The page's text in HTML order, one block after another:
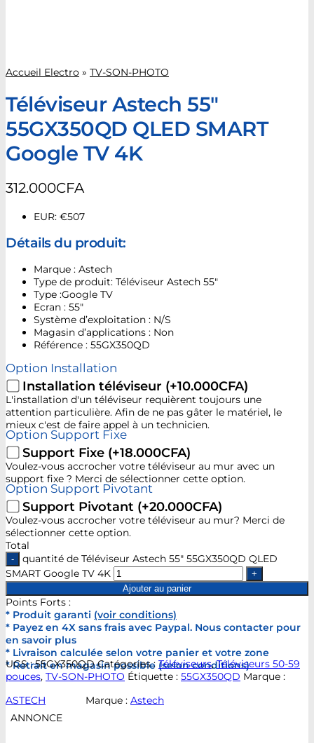
Accueil Electro » TV-SON-PHOTO
Téléviseur Astech 55″
55GX350QD QLED SMART
Google TV 4K
312.000CFA
EUR: €507
Détails du produit:
Marque : Astech
Type de produit: Téléviseur Astech 55″
Type :Google TV
Ecran : 55″
Système d’exploitation : N/S
Magasin d’applications : Non
Référence : 55GX350QD
Option Installation
Installation téléviseur (+10.000CFA)
L'installation d'un téléviseur requièrent toujours une
attention particulière. Afin de ne pas gâter le matériel, le
mieux c'est de faire appel à un technicien.
Option Support Fixe
Support Fixe (+18.000CFA)
Voulez-vous accrocher votre téléviseur au mur avec un
support fixe ? Merci de sélectionner cette option.
Option Support Pivotant
Support Pivotant (+20.000CFA)
Voulez-vous accrocher votre téléviseur au mur? Merci de
sélectionner cette option.
Total
quantité de Téléviseur Astech 55" 55GX350QD QLED
SMART Google TV 4K
Ajouter au panier
Points Forts :
* Produit garanti (voir conditions)
* Payez en 4X sans frais avec Paypal. Nous contacter pour
en savoir plus
* Livraison calculée selon votre panier et votre zone
* Retrait en magasin possible (selon conditions)
UGS :55GX350QD Catégories : Téléviseurs,Téléviseurs 50-59
pouces, TV-SON-PHOTO Étiquette : 55GX350QD Marque :
ASTECH
Marque : Astech
ANNONCE